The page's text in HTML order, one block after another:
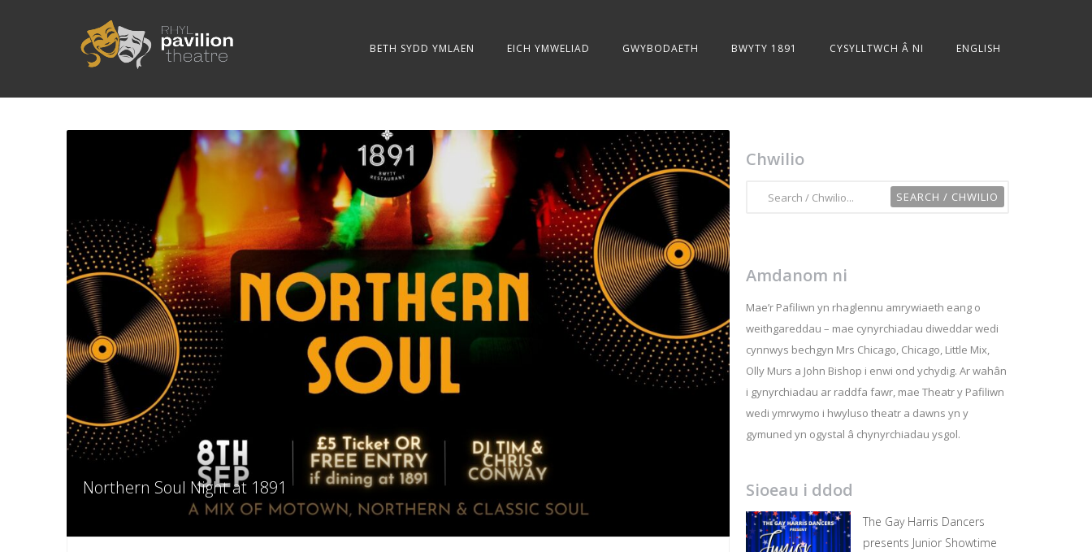
BETH SYDD YMLAEN EICH YMWELIAD GWYBODAETH BWYTY 1891 CYSYLLTWCH Â NI ENGLISH
Northern Soul Night at 1891
Chwilio
Amdanom ni
Mae’r Pafiliwn yn rhaglennu amrywiaeth eang o
weithgareddau – mae cynyrchiadau diweddar wedi
cynnwys bechgyn Mrs Chicago, Chicago, Little Mix,
Olly Murs a John Bishop i enwi ond ychydig. Ar wahân
i gynyrchiadau ar raddfa fawr, mae Theatr y Pafiliwn
wedi ymrwymo i hwyluso theatr a dawns yn y
gymuned yn ogystal â chynyrchiadau ysgol.
Sioeau i ddod
The Gay Harris Dancers
presents Junior Showtime